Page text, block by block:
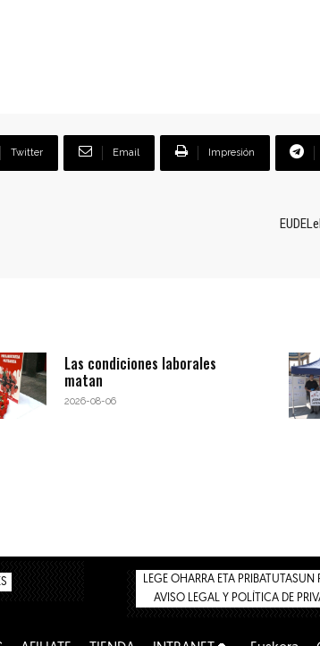
Twitter Email Impresión
Las condiciones laborales
matan
2026-08-06
LEGE OHARRA ETA PRIBATUTASUN
AVISO LEGAL Y POLÍTICA DE